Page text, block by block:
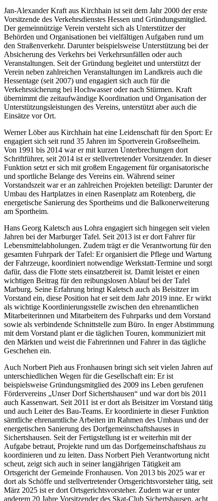
Jan-Alexander Kraft aus Kirchhain ist seit dem Jahr 2000 der erste
Vorsitzende des Verkehrsdienstes Hessen und Gründungsmitglied.
Der gemeinnützige Verein versteht sich als Unterstützer der
Behörden und Organisationen bei vielfältigen Aufgaben rund um
den Straßenverkehr. Darunter beispielsweise Unterstützung bei der
Absicherung des Verkehrs bei Verkehrsunfällen oder auch
Veranstaltungen. Seit der Gründung begleitet und unterstützt der
Verein neben zahlreichen Veranstaltungen im Landkreis auch die
Hessentage (seit 2007) und engagiert sich auch für die
Verkehrssicherung bei Hochwasser oder nach Stürmen. Kraft
übernimmt die zeitaufwändige Koordination und Organisation der
Unterstützungsleistungen des Vereins, unterstützt aber auch die
Einsätze vor Ort.
Werner Löber aus Kirchhain hat eine Leidenschaft für den Sport: Er
engagiert sich seit rund 35 Jahren im Sportverein Großseelheim.
Von 1991 bis 2014 war er mit kurzen Unterbrechungen dort
Schriftführer, seit 2014 ist er stellvertretender Vorsitzender. In dieser
Funktion setzt er sich mit großem Engagement für organisatorische
und sportliche Belange des Vereins ein. Während seiner
Vorstandszeit war er an zahlreichen Projekten beteiligt: Darunter der
Umbau des Hartplatzes in einen Rasenplatz am Rotenberg, die
energetische Sanierung des Sportheims und die Balkonerweiterung
am Sportheim.
Hans Georg Kaletsch aus Lohra engagiert sich hingegen seit vielen
Jahren bei der Marburger Tafel. Seit 2013 ist er dort Fahrer für
Lebensmittelabholungen. Zudem trägt er die Verantwortung für den
gesamten Fuhrpark der Tafel: Er organisiert die Pflege und Wartung
der Fahrzeuge, koordiniert notwendige Werkstatt-Termine und sorgt
dafür, dass die Flotte stets einsatzbereit ist. Damit leistet er einen
wichtigen Beitrag für den reibungslosen Ablauf bei der Tafel
Marburg. Seine Erfahrung bringt Kaletsch auch als Beisitzer im
Vorstand ein, diese Position hat er seit dem Jahr 2019 inne. Er wirkt
als wichtige Koordinierungsstelle zwischen den ehrenamtlichen
Mitarbeiterinnen und Mitarbeitern des Fuhrparks und dem Vorstand
sowie als verbindende Schnittstelle zum Büro. In enger Abstimmung
mit dem Vorstand plant er die täglichen Touren, kommuniziert mit
den Märkten und weist die Fahrerinnen und Fahrer in das tägliche
Geschehen ein.
Auch Norbert Pieh aus Fronhausen bringt sich seit vielen Jahren auf
unterschiedlichen Wegen für die Gesellschaft ein: Er ist
beispielsweise Gründungsmitglied des 2009 ins Leben gerufenen
Fördervereins „Unser Dorf Sichertshausen“ und war dort bis 2011
auch Kassenwart. Seit 2011 ist er dort als Beisitzer im Vorstand tätig
und auch Leiter des Bau-Teams. Er koordinierte in dieser Funktion
sämtliche ehrenamtliche Arbeiten im Rahmen des Umbaus und der
energetischen Sanierung des Dorfgemeinschaftshauses in
Sichertshausen. Seit der Fertigstellung ist er weiterhin mit der
Aufgabe betraut, Projekte rund um das Dorfgemeinschaftshaus zu
koordinieren und zu leiten. Dass Norbert Pieh Verantwortung nicht
scheut, zeigt sich auch in seiner langjährigen Tätigkeit am
Ortsgericht der Gemeinde Fronhausen. Von 2013 bis 2025 war er
dort als Schöffe und stellvertretender Ortsgerichtsvorsteher tätig, seit
März 2025 ist er dort Ortsgerichtsvorsteher. Zudem war er unter
anderem 20 Jahre Vorsitzender des Skat-Club Sichertshausen, acht